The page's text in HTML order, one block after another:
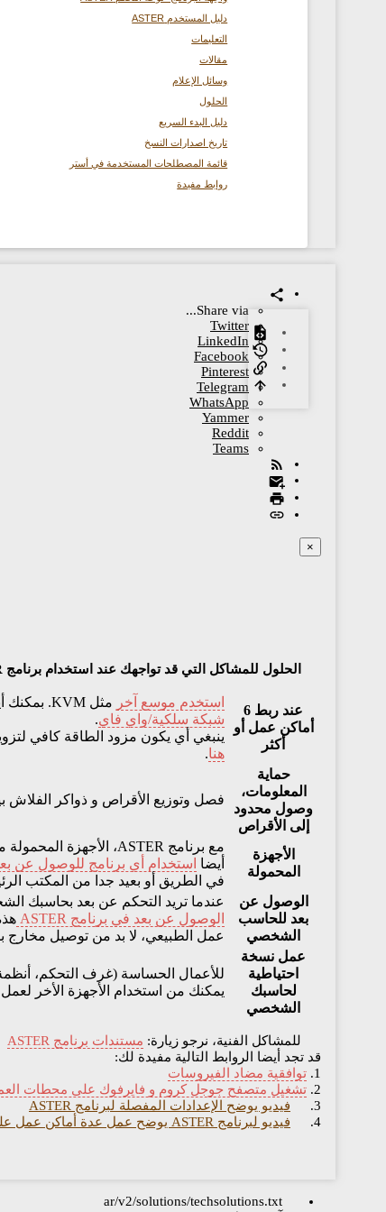
دليل المستخدم ASTER
التعليمات
مقالات
وسائل الإعلام
الحلول
دليل البدء السريع
تاريخ اصدارات النسخ
قائمة المصطلحات المستخدمة في أستر
روابط مفيدة
Share via...
Twitter
LinkedIn
Facebook
Pinterest
Telegram
WhatsApp
Yammer
Reddit
Teams
×
الحلول للمشاكل التي قد تواجهك عند استخدام برنامج ASTER:
عند ربط 6
أماكن عمل أو
أكثر
استخدم موسع آخر مثل KVM. بمكنك أيضا استخدام
شبكة سلكية/واي فاي.
ينبغي أي يكون مزود الطاقة كافي لتزويد اجهزتك - 1000واط أو أكثر. في بعض الحالات، يمكنك استخدام 2 من مزود الطاقة من
هنا.
حماية
المعلومات،
وصول محدود
إلى الأقراص
فصل وتوزيع الأقراص و ذواكر
الأجهزة
المحمولة
مع برنامج ASTER، الأجهزة المحمولة مثل التابلت، الهواتف الذكية يمكن استخدامها كمحطة. للقيام بذلك، تحتاج لتثبيت تطبيق مثل
أيضا استخدام أي برنامج للوصول عن
في الطريق أو بعيد جدا من المكتب
الوصول عن
بعد للحاسب
الشخصي
عندما تريد التحكم عن بعد بحاسبك
الوصول عن بعد في برنامج ASTER
عمل الطبيعي، لا بد من توصيل مخارج
عمل نسخة
احتياطية
لحاسبك
الشخصي
يمكنك من استخدام الأجهزة الأخر
للمشاكل الفنية، نرجو زيارة: مستندات برنامج ASTER
قد تجد أيضا الروابط التالية مفيدة لك:
1. توافقية مضاد الفيروسات
2. تشغيل متصفح جوجل كروم و فايرفوك على محطات
3.
فيديو يوضح الإعدادات المفصلة لبرنامج ASTER
4.
فيديو لبرنامج ASTER يوضح عمل عدة أماكن عمل على جهاز واحد
ar/v2/solutions/techsolutions.txt